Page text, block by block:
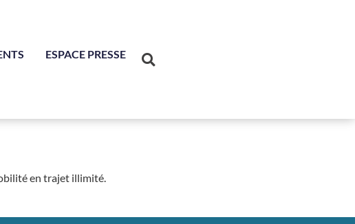
ESPACE PRESSE
en trajet illimité.